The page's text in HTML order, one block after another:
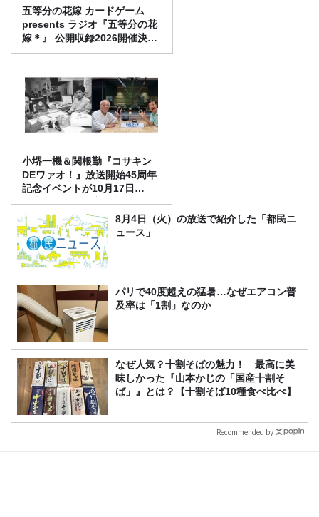
五等分の花嫁 カードゲーム
presents ラジオ『五等分の花
嫁＊』 公開収録2026開催決
定！
小堺一機＆関根勤『コサキン
DEワァオ！』放送開始45周年
記念イベントが10月17日
（土）に開催決定！本日より
FC先行受付スタート！8月4日（火）の放送で紹介した「都民ニ
ュース」
パリで40度超えの猛暑…なぜエアコン普
及率は「1割」なのか
なぜ人気？十割そばの魅力！ 最高に美
味しかった『山本かじの「国産十割そ
ば」』とは？【十割そば10種食べ比べ】
Recommended by